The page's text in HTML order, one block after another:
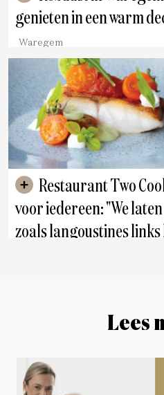
genieten in een warm
Waregem
voor iedereen: "We
zoals langoustines links
Lees